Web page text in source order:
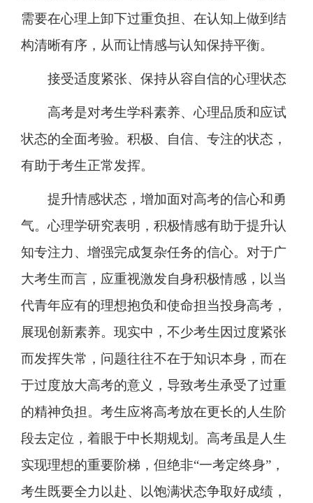
需要在心理上卸下过重负担、在认知上做到结
构清晰有序，从而让情感与认知保持平衡。
接受适度紧张、保持从容自信的心理状态
高考是对考生学科素养、心理品质和应试
状态的全面考验。积极、自信、专注的状态，
有助于考生正常发挥。
提升情感状态，增加面对高考的信心和勇
气。心理学研究表明，积极情感有助于提升认
知专注力、增强完成复杂任务的信心。对于广
大考生而言，应重视激发自身积极情感，以当
代青年应有的理想抱负和使命担当投身高考，
展现创新素养。现实中，不少考生因过度紧张
而发挥失常，问题往往不在于知识本身，而在
于过度放大高考的意义，导致考生承受了过重
的精神负担。考生应将高考放在更长的人生阶
段去定位，着眼于中长期规划。高考虽是人生
实现理想的重要阶梯，但绝非“一考定终身”，
考生既要全力以赴、以饱满状态争取好成绩，